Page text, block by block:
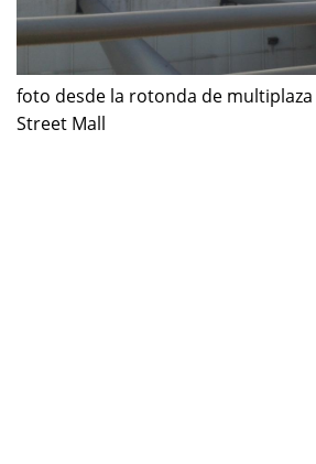
foto desde la rotonda de multiplaza
Street Mall